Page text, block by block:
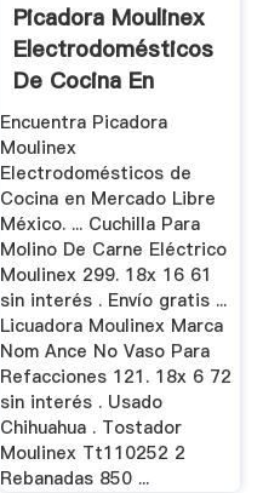
Picadora Moulinex
Electrodomésticos
De Cocina En
Mercado ...
Encuentra Picadora
Moulinex
Electrodomésticos de
Cocina en Mercado Libre
México. ... Cuchilla Para
Molino De Carne Eléctrico
Moulinex 299. 18x 16 61
sin interés . Envío gratis ...
Licuadora Moulinex Marca
Nom Ance No Vaso Para
Refacciones 121. 18x 6 72
sin interés . Usado
Chihuahua . Tostador
Moulinex Tt110252 2
Rebanadas 850 ...